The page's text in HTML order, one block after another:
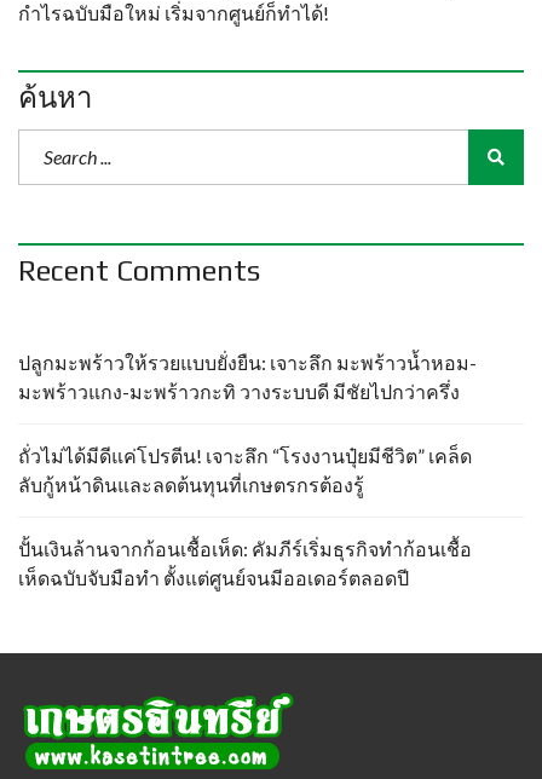
กำไรฉบับมือใหม่ เริ่มจากศูนย์ก็ทำได้!
ค้นหา
Recent Comments
ปลูกมะพร้าวให้รวยแบบยั่งยืน: เจาะลึก มะพร้าวน้ำหอม-
มะพร้าวแกง-มะพร้าวกะทิ วางระบบดี มีชัยไปกว่าครึ่ง
ถั่วไม่ได้มีดีแค่โปรตีน! เจาะลึก “โรงงานปุ๋ยมีชีวิต” เคล็ด
ลับกู้หน้าดินและลดต้นทุนที่เกษตรกรต้องรู้
ปั้นเงินล้านจากก้อนเชื้อเห็ด: คัมภีร์เริ่มธุรกิจทำก้อนเชื้อ
เห็ดฉบับจับมือทำ ตั้งแต่ศูนย์จนมีออเดอร์ตลอดปี